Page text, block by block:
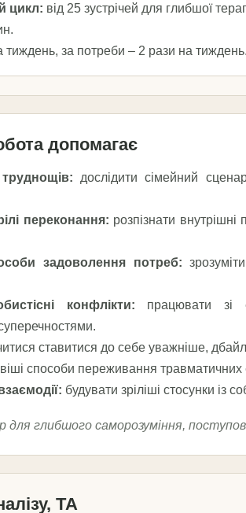
цикл: від 25 зустрічей для глибшої
тиждень, за потреби – 2 рази на тиждень.
допомагає
дослідити сімейний
переконання: розпізнати
задоволення потреб:
конфлікти: працювати зі
ставитися до себе уважніше,
способи переживання травматичних
будувати зріліші стосунки
для глибшого саморозуміння,
ТА